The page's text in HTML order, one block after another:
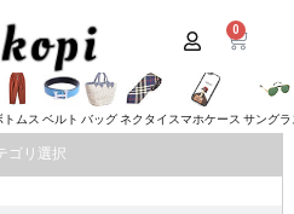
0
トムス ベルト バッグネクタイ スマホケース サング
ゴリ選択